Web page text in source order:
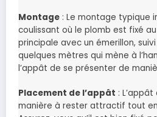
Montage : Le montage typique
coulissant où le plomb est fixé
principale avec un émerillon, suivi
quelques mètres qui mène à
l’appât de se présenter de
Placement de l’appât :
manière à rester attractif tout